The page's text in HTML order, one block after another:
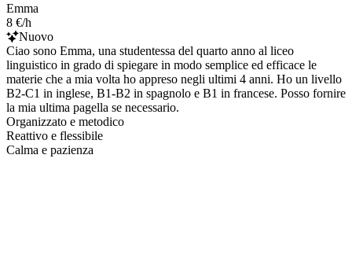
Emma
8 €/h
Nuovo
Ciao sono Emma, una studentessa del quarto anno al liceo
linguistico in grado di spiegare in modo semplice ed efficace le
materie che a mia volta ho appreso negli ultimi 4 anni. Ho un livello
B2-C1 in inglese, B1-B2 in spagnolo e B1 in francese. Posso fornire
la mia ultima pagella se necessario.
Organizzato e metodico
Reattivo e flessibile
Calma e pazienza